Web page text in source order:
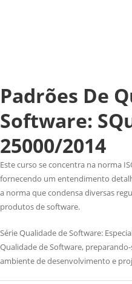
Padrões De
Software:
25000/2014
Este curso se concentra na norma
fornecendo um entendimento
a norma que condensa diversas
produtos de software.
Série Qualidade de Software:
Qualidade de Software,
ambiente de desenvolvimento e